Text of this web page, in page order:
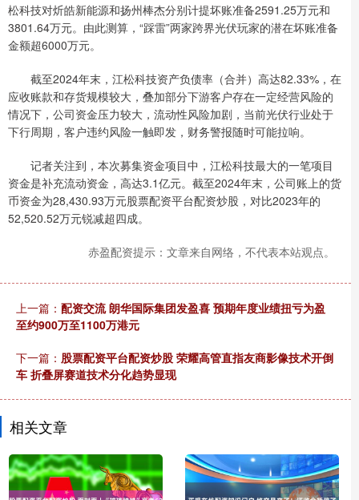
松科技对炘皓新能源和扬州棒杰分别计提坏账准备2591.25万元和
3801.64万元。由此测算，“踩雷”两家跨界光伏玩家的潜在坏账准备
金额超6000万元。
截至2024年末，江松科技资产负债率（合并）高达82.33%，在
应收账款和存货规模较大，叠加部分下游客户存在一定经营风险的
情况下，公司资金压力较大，流动性风险加剧，当前光伏行业处于
下行周期，客户违约风险一触即发，财务警报随时可能拉响。
记者关注到，本次募集资金项目中，江松科技最大的一笔项目
资金是补充流动资金，高达3.1亿元。截至2024年末，公司账上的货
币资金为28,430.93万元股票配资平台配资炒股，对比2023年的
52,520.52万元锐减超四成。
赤盈配资提示：文章来自网络，不代表本站观点。
上一篇： 配资交流 朗华国际集团发盈喜 预期年度业绩扭亏为盈
至约900万至1100万港元
下一篇： 股票配资平台配资炒股 荣耀高管直指友商影像技术开倒
车 折叠屏赛道技术分化趋势显现
相关文章